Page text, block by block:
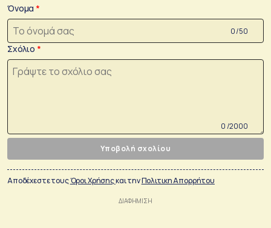
Όνομα
0 /50
Σχόλιο
0 /2000
Υποβολή σχολίου
Αποδέχεστε τουςΌροι Χρήσηςκαι τηνΠολιτικη Απορρήτου